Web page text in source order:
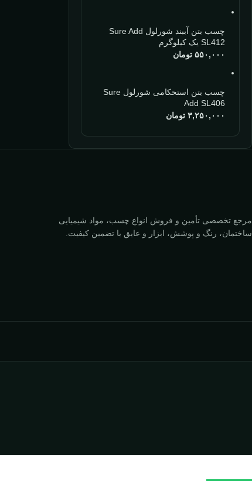
چسب بتن آببند شورلول Sure Add
SL412 یک کیلوگرم
۵۵۰,۰۰۰ تومان
چسب بتن استحکامی شورلول Sure
Add SL406
۳,۲۵۰,۰۰۰ تومان
مرجع تخصصی تأمین و فروش انواع چسب، مواد شیمیایی
ساختمان، رنگ و پوشش، ابزار و عایق با تضمین کیفیت.